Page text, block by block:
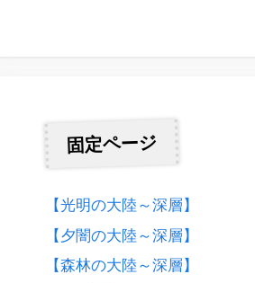
固定ページ
【光明の大陸～深層】
【夕闇の大陸～深層】
【森林の大陸～深層】